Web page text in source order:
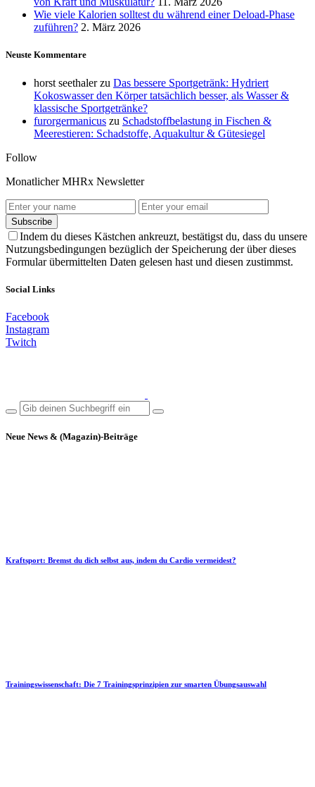
Wie viele Kalorien solltest du während einer Deload-Phase
zuführen? 2. März 2026
Neuste Kommentare
horst seethalerzu Das bessere Sportgetränk: Hydriert
Kokoswasser den Körper tatsächlich besser, als Wasser &
klassische Sportgetränke?
furorgermanicus zu Schadstoffbelastung in Fischen &
Meerestieren: Schadstoffe, Aquakultur & Gütesiegel
Follow
Monatlicher MHRx Newsletter
Subscribe
Indem du dieses Kästchen ankreuzt, bestätigst du, dass du unsere
Nutzungsbedingungen bezüglich der Speicherung der über dieses
Formular übermittelten Daten gelesen hast und diesen zustimmst.
Social Links
Facebook
Instagram
Twitch
Neue News & (Magazin)-Beiträge
Kraftsport: Bremst du dich selbst aus, indem du Cardio vermeidest?
Trainingswissenschaft: Die 7 Trainingsprinzipien zur smarten Übungsauswahl